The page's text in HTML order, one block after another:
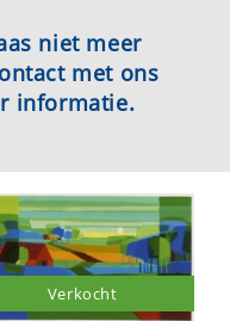
niet meer
met ons
informatie.
Verkocht